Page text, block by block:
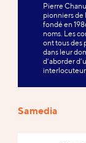
Pierre
pionniers de
fondé en
noms. Les
ont tous des
dans leur
d’aborder
Références
Samedia